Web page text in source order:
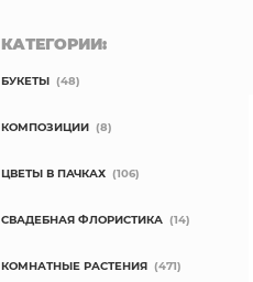
КАТЕГОРИИ:
БУКЕТЫ (48)
КОМПОЗИЦИИ (8)
ЦВЕТЫ В ПАЧКАХ (106)
СВАДЕБНАЯ ФЛОРИСТИКА (14)
КОМНАТНЫЕ РАСТЕНИЯ (471)